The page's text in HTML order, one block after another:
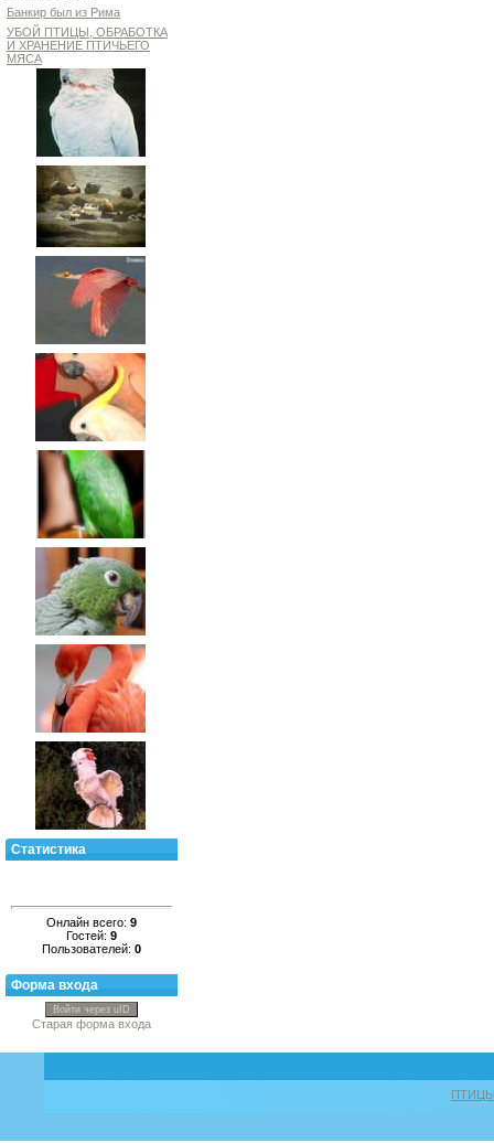
Банкир был из Рима
УБОЙ ПТИЦЫ, ОБРАБОТКА
И ХРАНЕНИЕ ПТИЧЬЕГО
МЯСА
Статистика
Онлайн всего: 9
Гостей: 9
Пользователей: 0
Форма входа
Войти через uID
Старая форма входа